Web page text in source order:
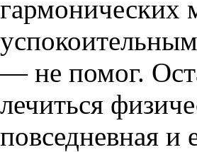
гармонических
— не помог.
лечиться
повседневная и